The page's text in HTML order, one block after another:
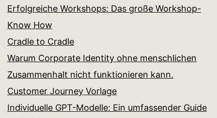
Erfolgreiche Workshops: Das große Workshop-
Know How
Cradle to Cradle
Warum Corporate Identity ohne menschlichen
Zusammenhalt nicht funktionieren kann.
Customer Journey Vorlage
Individuelle GPT-Modelle: Ein umfassender Guide